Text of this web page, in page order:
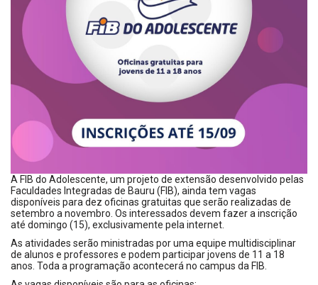
A FIB do Adolescente, um projeto de extensão desenvolvido pelas
Faculdades Integradas de Bauru (FIB), ainda tem vagas
disponíveis para dez oficinas gratuitas que serão realizadas de
setembro a novembro. Os interessados devem fazer a inscrição
até domingo (15), exclusivamente pela internet.
As atividades serão ministradas por uma equipe multidisciplinar
de alunos e professores e podem participar jovens de 11 a 18
anos. Toda a programação acontecerá no campus da FIB.